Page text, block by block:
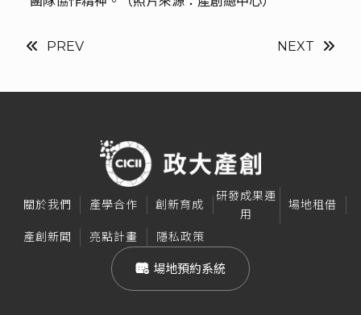
PREV NEXT
關於我們 產學合作 創新育成
研發成果運
用
場地租借
產創新聞 亮點計畫 隱私政策
場地預約系統